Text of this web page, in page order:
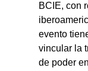
BCIE, con
evento
vincular la
de poder